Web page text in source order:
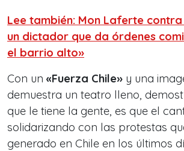
Lee también: Mon Laferte contra
un dictador que da órdenes
el barrio alto»
Con un «Fuerza Chile» y una
demuestra un teatro lleno,
que le tiene la gente, es que el
solidarizando con las protestas
generado en Chile en los últimos